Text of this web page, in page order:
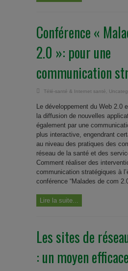
Conférence «
2.0 »: pour une
communication
Télé-santé & Internet santé
Le développement du Web 2.0
la diffusion de nouvelles
également par une
plus interactive, engendrant
au niveau des pratiques des
réseau de la santé et des
Comment réaliser des
communication stratégiques à
conférence “Malades de com
Lire la suite...
Les sites de
: un moyen